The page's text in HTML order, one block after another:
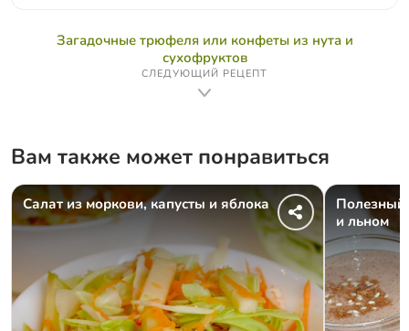
Загадочные трюфеля или конфеты из нута и
сухофруктов
СЛЕДУЮЩИЙ РЕЦЕПТ
Вам также может понравиться
Cалат из моркови, капусты и яблока
Полезный
и льном